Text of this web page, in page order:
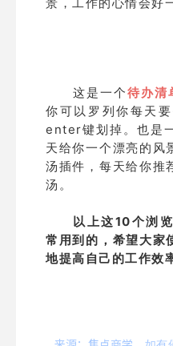
这是一个待办
你可以罗列你每天
enter键划掉。也是
天给你一个漂亮的风
汤插件，每天给你推
汤。
以上这10个浏
常用到的，希望大家
地提高自己的工作效